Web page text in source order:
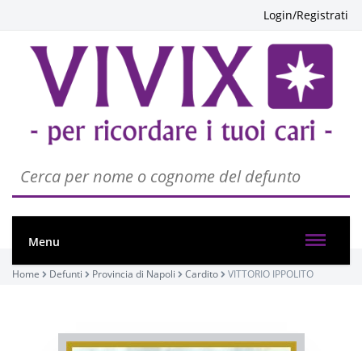
Login/Registrati
Menu
Home Defunti Provincia di Napoli Cardito VITTORIO IPPOLITO
PASSATE:
FUNERALE
Visibile a tutti gli utenti